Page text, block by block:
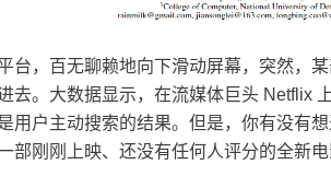
台，百无聊赖地向下滑动屏幕，突然，
去。大数据显示，在流媒体巨头 Netflix
用户主动搜索的结果。但是，你有没有
部刚刚上映、还没有任何人评分的全新